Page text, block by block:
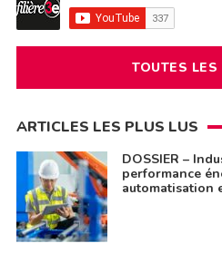
TOUTES LES
ARTICLES LES PLUS LUS
DOSSIER –
performance
automatisation